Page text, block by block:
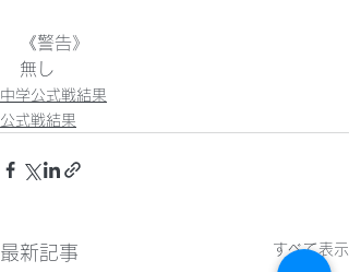
《警告》
無し
中学公式戦結果
公式戦結果
最新記事 すべて表示